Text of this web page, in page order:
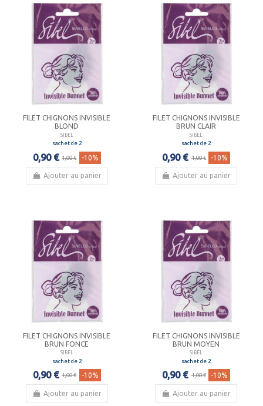
FILET CHIGNONS INVISIBLE
BLOND
SIBEL
sachet de 2
0,90 € 1,00 € -10%
Ajouter au panier
FILET CHIGNONS INVISIBLE
BRUN CLAIR
SIBEL
sachet de 2
0,90 € 1,00 € -10%
Ajouter au panier
FILET CHIGNONS INVISIBLE
BRUN FONCE
SIBEL
sachet de 2
0,90 € 1,00 € -10%
Ajouter au panier
FILET CHIGNONS INVISIBLE
BRUN MOYEN
SIBEL
sachet de 2
0,90 € 1,00 € -10%
Ajouter au panier